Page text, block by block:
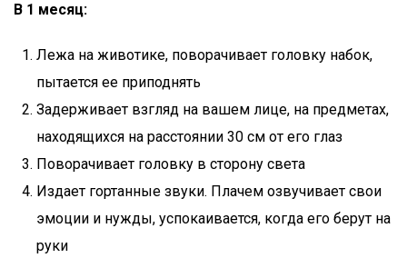
В 1 месяц:
Лежа на животике, поворачивает головку набок,
пытается ее приподнять
Задерживает взгляд на вашем лице, на предметах,
находящихся на расстоянии 30 см от его глаз
Поворачивает головку в сторону света
Издает гортанные звуки. Плачем озвучивает свои
эмоции и нужды, успокаивается, когда его берут на
руки